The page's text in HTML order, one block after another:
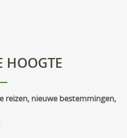
HOOGTE
reizen, nieuwe bestemmingen,